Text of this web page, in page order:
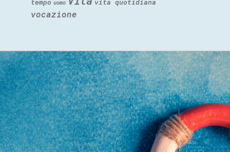
tempo uomo vita quotidiana
vocazione